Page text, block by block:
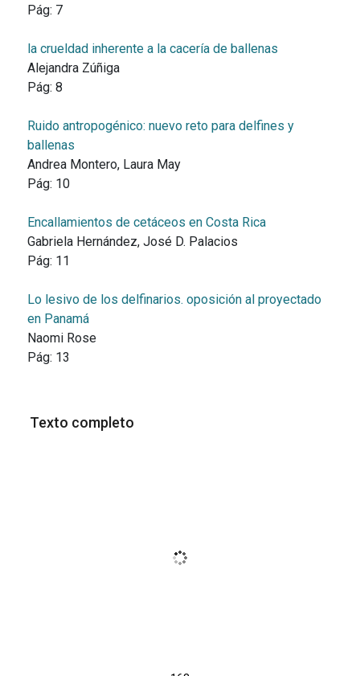
Pág: 7
la crueldad inherente a la cacería de ballenas
Alejandra Zúñiga
Pág: 8
Ruido antropogénico: nuevo reto para delfines y
ballenas
Andrea Montero, Laura May
Pág: 10
Encallamientos de cetáceos en Costa Rica
Gabriela Hernández, José D. Palacios
Pág: 11
Lo lesivo de los delfinarios. oposición al proyectado
en Panamá
Naomi Rose
Pág: 13
Texto completo